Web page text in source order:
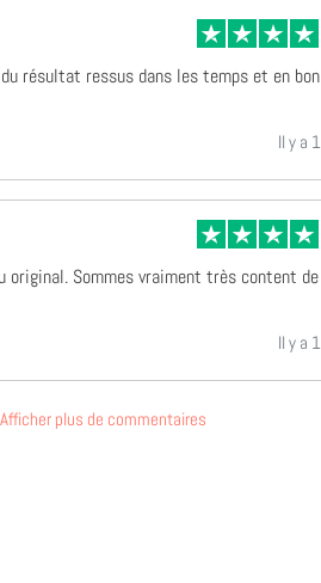
résultat ressus dans les temps et en bon
Il y a
original. Sommes vraiment très content de
Il y a
Afficher plus de commentaires